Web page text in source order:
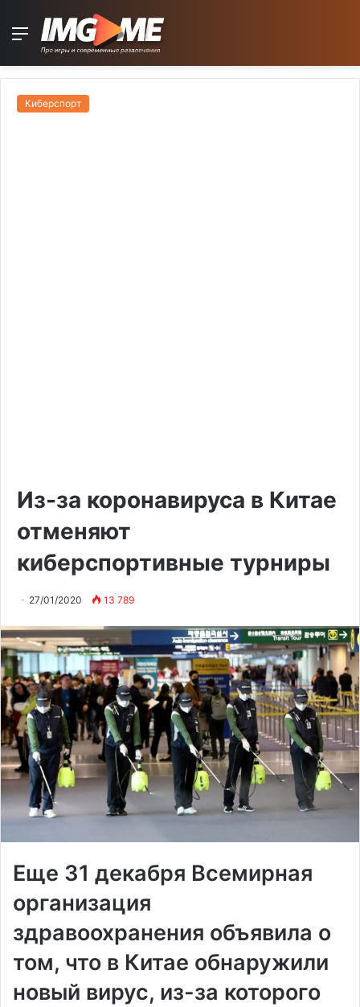
Menu
Киберспорт
Из-за коронавируса в Китае
отменяют
киберспортивные турниры
27/01/2020 13 789
Еще 31 декабря Всемирная
организация
здравоохранения объявила о
том, что в Китае обнаружили
новый вирус, из-за которого